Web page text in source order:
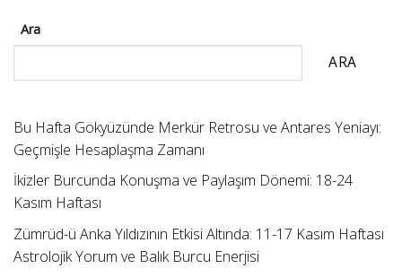
Ara
ARA
Bu Hafta Gökyüzünde Merkür Retrosu ve Antares Yeniayı:
Geçmişle Hesaplaşma Zamanı
İkizler Burcunda Konuşma ve Paylaşım Dönemi: 18-24
Kasım Haftası
Zümrüd-ü Anka Yıldızının Etkisi Altında: 11-17 Kasım Haftası
Astrolojik Yorum ve Balık Burcu Enerjisi